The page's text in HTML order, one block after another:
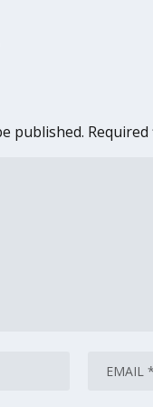
published.